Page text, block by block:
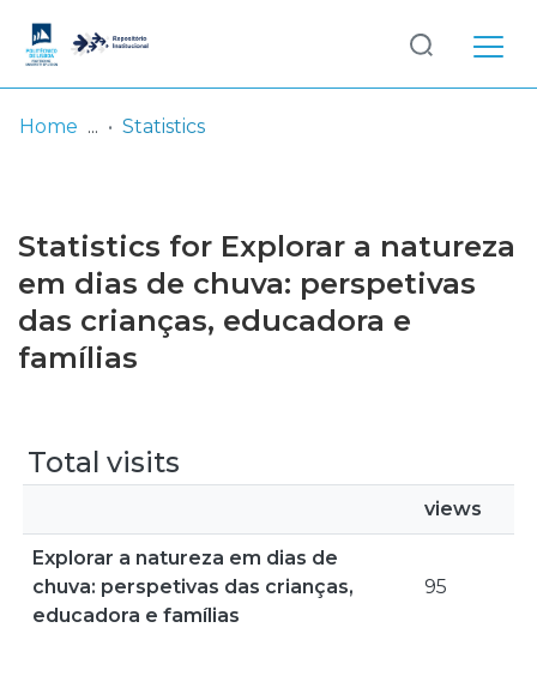
Browse repository
Entities
Log
In
Home Statistics
Statistics for Explorar a natureza
em dias de chuva: perspetivas
das crianças, educadora e
famílias
Total visits
views
Explorar a natureza em dias de
chuva: perspetivas das crianças,
educadora e famílias
95